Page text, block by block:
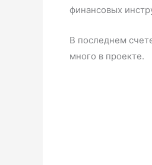
финансовых
В последнем
много в проекте.